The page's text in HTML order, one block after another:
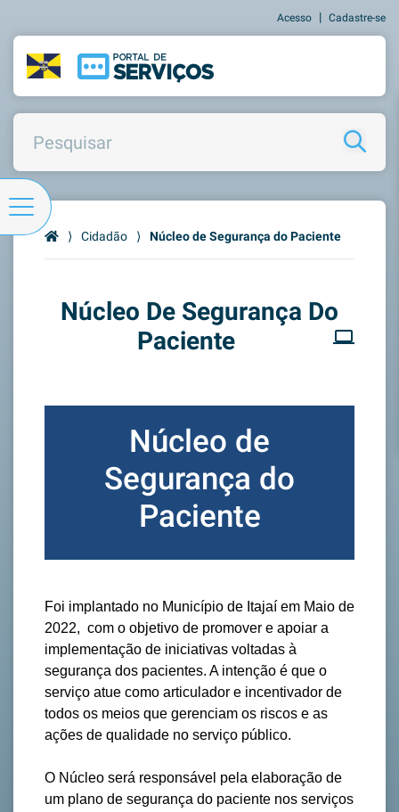
Acesso | Cadastre-se
⟩ Cidadão ⟩ Núcleo de Segurança do Paciente
Núcleo De Segurança Do
Paciente
computer
Núcleo de
Segurança do
Paciente
Foi implantado no Município de Itajaí em Maio de
2022, com o objetivo de promover e apoiar a
implementação de iniciativas voltadas à
segurança dos pacientes. A intenção é que o
serviço atue como articulador e incentivador de
todos os meios que gerenciam os riscos e as
ações de qualidade no serviço público.
O Núcleo será responsável pela elaboração de
um plano de segurança do paciente nos serviços